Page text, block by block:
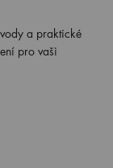
a praktické
pro vaši